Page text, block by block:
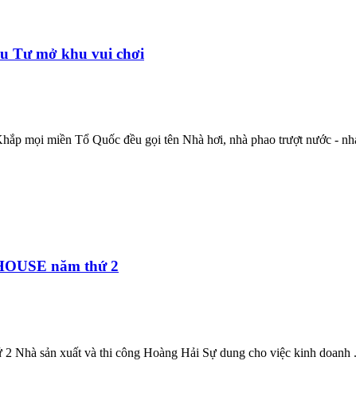
Tư mở khu vui chơi
mọi miền Tổ Quốc đều gọi tên Nhà hơi, nhà phao trượt nước -
năm thứ 2
Nhà sản xuất và thi công Hoàng Hải Sự dung cho việc kinh doanh